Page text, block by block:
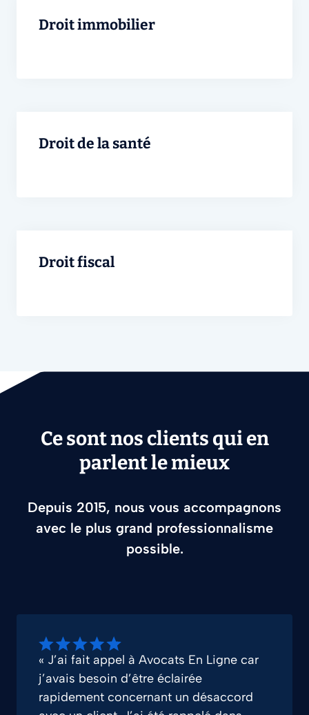
Droit immobilier
Droit de la santé
Droit fiscal
Ce sont nos clients qui en
parlent le mieux
Depuis 2015, nous vous accompagnons
avec le plus grand professionnalisme
possible.
« J’ai fait appel à Avocats En Ligne car
j’avais besoin d’être éclairée
rapidement concernant un désaccord